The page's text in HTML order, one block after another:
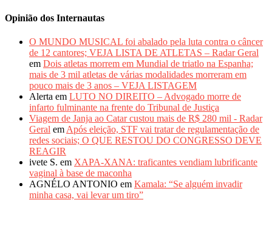
Opinião dos Internautas
O MUNDO MUSICAL foi abalado pela luta contra o câncer
de 12 cantores; VEJA LISTA DE ATLETAS – Radar Geral
em Dois atletas morrem em Mundial de triatlo na Espanha;
mais de 3 mil atletas de várias modalidades morreram em
pouco mais de 3 anos – VEJA LISTAGEM
Alerta em LUTO NO DIREITO – Advogado morre de
infarto fulminante na frente do Tribunal de Justiça
Viagem de Janja ao Catar custou mais de R$ 280 mil - Radar
Geral em Após eleição, STF vai tratar de regulamentação de
redes sociais; O QUE RESTOU DO CONGRESSO DEVE
REAGIR
ivete S. em XAPA-XANA: traficantes vendiam lubrificante
vaginal à base de maconha
AGNÉLO ANTONIO em Kamala: “Se alguém invadir
minha casa, vai levar um tiro”